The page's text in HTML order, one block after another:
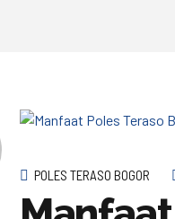
POLES TERASO BOGOR